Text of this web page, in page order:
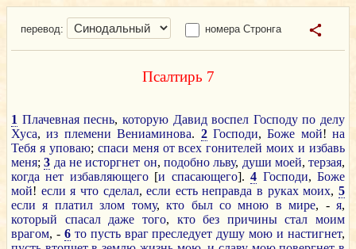
перевод: номера Стронга
Псалтирь 7
1 Плачевная песнь, которую Давид воспел Господу по делу
Хуса,из племени Вениаминова. 2 Господи,Боже мой! на
Тебя я уповаю; спаси меня от всех гонителей моих и избавь
меня; 3 да не исторгнет он, подобно льву, души моей,терзая,
когда нет избавляющего[и спасающего]. 4 Господи,Боже
мой! если я что сделал,если есть неправда в руках моих, 5
если я платил злом тому,кто был со мною в мире, -я,
который
спасал даже того, кто без причины стал моим
врагом, - 6 то пусть враг преследует душу мою и настигнет,